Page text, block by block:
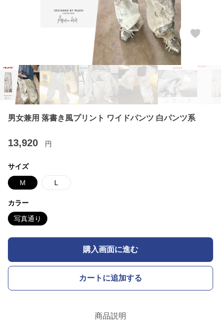
男女兼用 落書き風プリント ワイドパンツ 白パンツ系
13,920 円
サイズ
M L
カラー
写真通り
購入画面に進む
カートに追加する
商品説明